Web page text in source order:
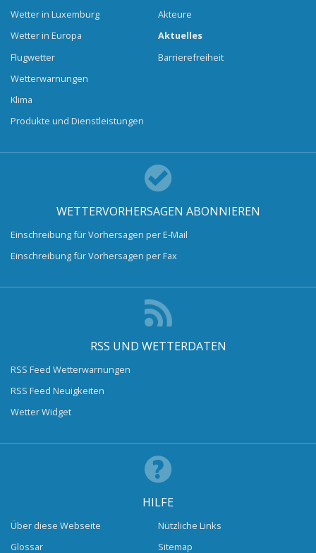
Wetter in Luxemburg
Wetter in Europa
Flugwetter
Wetterwarnungen
Klima
Produkte und Dienstleistungen
Akteure
Aktuelles
Barrierefreiheit
WETTERVORHERSAGEN ABONNIEREN
Einschreibung für Vorhersagen per E-Mail
Einschreibung für Vorhersagen per Fax
RSS UND WETTERDATEN
RSS Feed Wetterwarnungen
RSS Feed Neuigkeiten
Wetter Widget
HILFE
Über diese Webseite
Glossar
Nützliche Links
Sitemap